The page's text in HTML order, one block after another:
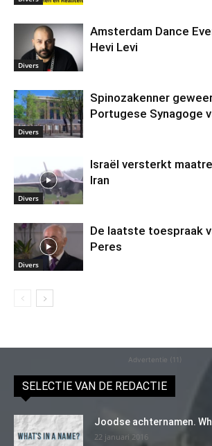
Divers
Amsterdam Dance
Hevi Levi
Divers
Spinozakenner
Portugese Synagoge
Divers
Israël versterkt
Iran
Divers
De laatste toespraak
Peres
Advertentie (11)
SELECTIE VAN DE REDACTIE
Joodse achternamen.
22 januari 2016